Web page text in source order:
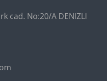
cad. No:20/A DENIZLI